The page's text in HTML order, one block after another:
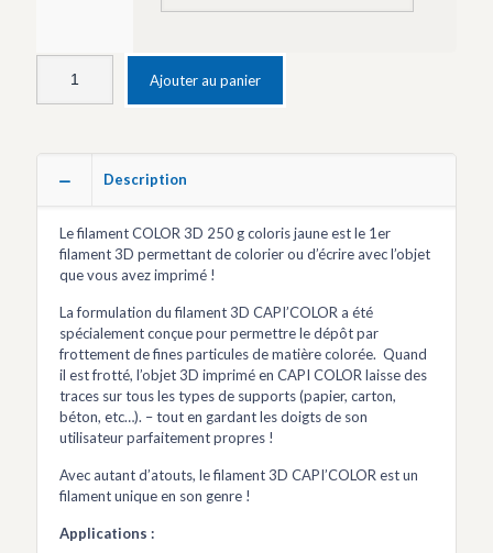
Ajouter au panier
Description
Le filament COLOR 3D 250 g coloris jaune est le 1er
filament 3D permettant de colorier ou d’écrire avec l’objet
que vous avez imprimé !
La formulation du filament 3D CAPI’COLOR a été
spécialement conçue pour permettre le dépôt par
frottement de fines particules de matière colorée. Quand
il est frotté, l’objet 3D imprimé en CAPI COLOR laisse des
traces sur tous les types de supports (papier, carton,
béton, etc…). – tout en gardant les doigts de son
utilisateur parfaitement propres !
Avec autant d’atouts, le filament 3D CAPI’COLOR est un
filament unique en son genre !
Applications :